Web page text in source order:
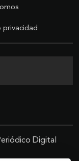
privacidad
Digital